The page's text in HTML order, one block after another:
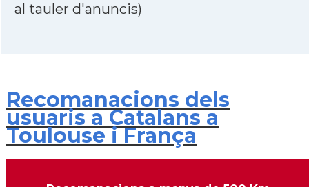
al tauler d'anuncis)
Recomanacions dels
usuaris a Catalans a
Toulouse i França